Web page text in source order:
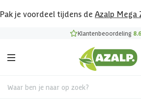
Pak je voordeel tijdens de Azalp Mega
Klantenbeoordeling 8.6
Waar ben je naar op zoek?